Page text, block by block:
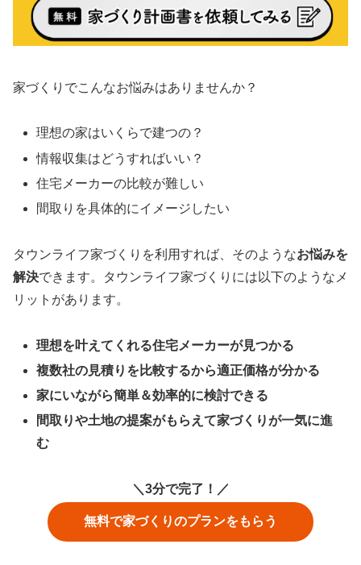
家づくりでこんなお悩みはありませんか？
理想の家はいくらで建つの？
情報収集はどうすればいい？
住宅メーカーの比較が難しい
間取りを具体的にイメージしたい
タウンライフ家づくりを利用すれば、そのようなお悩みを
解決できます。タウンライフ家づくりには以下のようなメ
リットがあります。
理想を叶えてくれる住宅メーカーが見つかる
複数社の見積りを比較するから適正価格が分かる
家にいながら簡単＆効率的に検討できる
間取りや土地の提案がもらえて家づくりが一気に進
む
＼3分で完了！／
無料で家づくりのプランをもらう